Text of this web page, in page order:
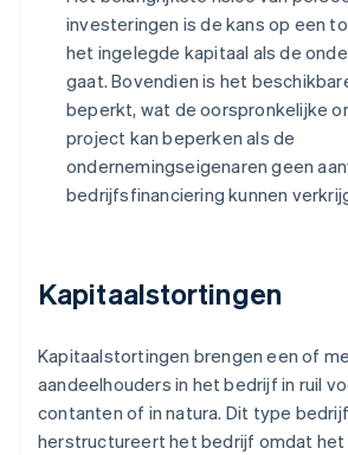
investeringen is de kans op een
het ingelegde kapitaal als de
gaat. Bovendien is het
beperkt, wat de oorspronkelijke
project kan beperken als de
ondernemingseigenaren geen
bedrijfsfinanciering kunnen
Kapitaalstortingen
Kapitaalstortingen brengen een of
aandeelhouders in het bedrijf in ruil
contanten of in natura. Dit type
herstructureert het bedrijf omdat het